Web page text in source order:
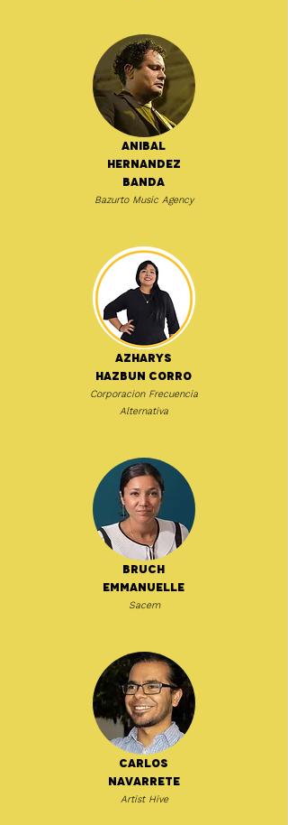
Anibal
Hernandez
Banda
Bazurto Music Agency
Azharys
Hazbun Corro
Corporacion Frecuencia
Alternativa
Bruch
Emmanuelle
Sacem
Carlos
Navarrete
Artist Hive